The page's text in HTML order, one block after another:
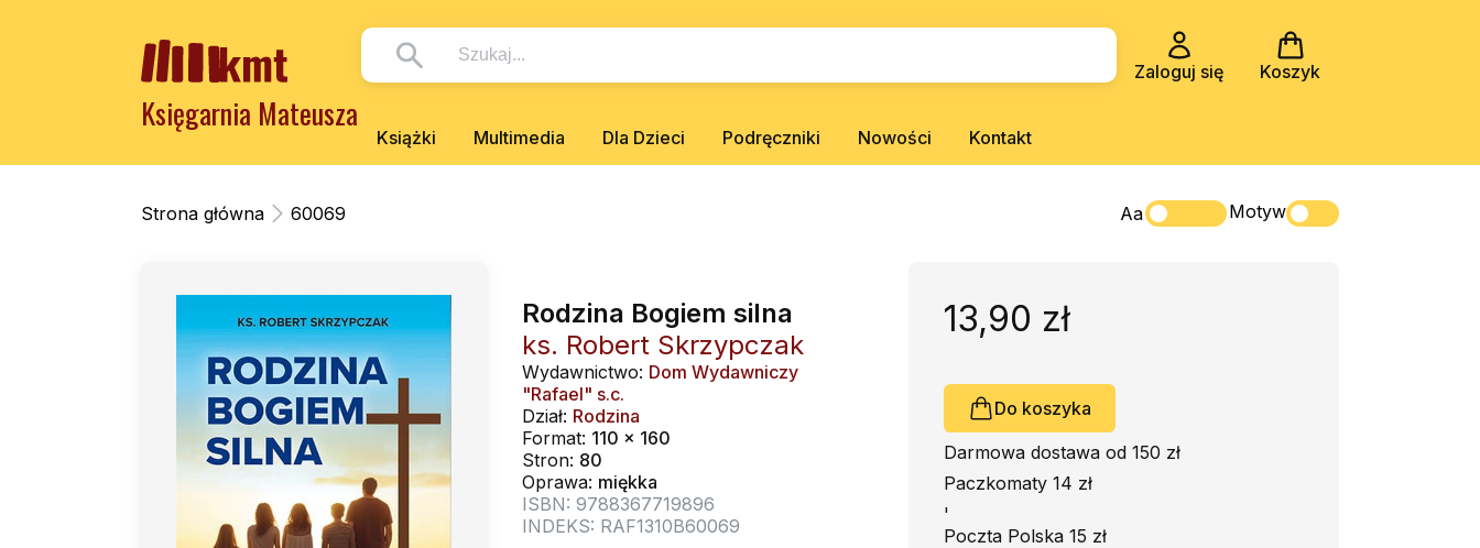
Zaloguj się Koszyk
Księgarnia Mateusza
Książki Multimedia Dla Dzieci Podręczniki Nowości Kontakt
Strona główna 60069 Aa Motyw
Rodzina Bogiem silna
ks. Robert Skrzypczak
Wydawnictwo: Dom Wydawniczy
"Rafael" s.c.
Dział: Rodzina
Format: 110 x 160
Stron: 80
Oprawa: miękka
ISBN: 9788367719896
INDEKS: RAF1310B60069
13,90 zł
Do koszyka
Darmowa dostawa od 150 zł
Paczkomaty 14 zł
'
Poczta Polska 15 zł